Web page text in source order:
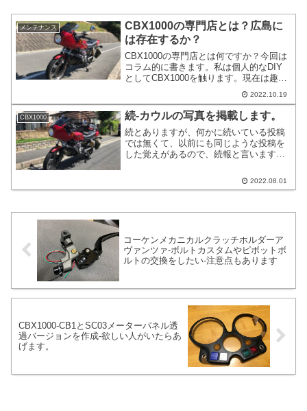
メンテナンス
CBX1000の専門店とは？広島に
は存在するか？
CBX1000の専門店とは何ですか？今回は
コラム的に書きます。私は個人的なDIY
としてCBX1000を触ります。現在は趣味
と言えます。メンテナンスをしてくれる
だけでCBX1000の専門店というわけでは
ございません。そういった所を記載して
いきます。
2022.10.19
CBX1000 続-カウルの写真を掲載します。
続とありますが、何かに続いている投稿
では無くて、以前にも同じような投稿を
した覚えがあるので、続報と言いますか
ラダラと書いていきます。CBX1000のカ
ウル仕様でなくても、ネイキッドバイク
2022.08.01
コーケンメカニカルクラッチホルダーア
ヴァンツァ-ボルトカスタムやピボットボ
ルトの交換をしたい-注意点もあります
CBX1000-CB1とSC03メーターパネル透
過バージョンを作成-欲しい人がいたらあ
げます。